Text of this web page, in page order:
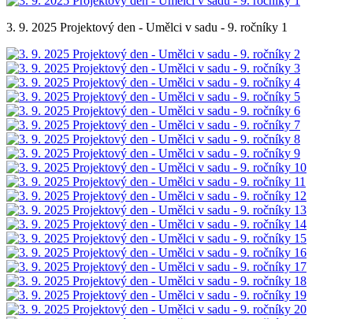
3. 9. 2025 Projektový den - Umělci v sadu - 9. ročníky 1